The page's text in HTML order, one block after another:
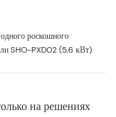
роскошного
SHO-PXD02 (5,6 кВт).
на решениях